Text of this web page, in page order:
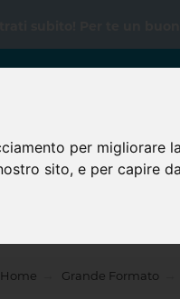
per
sito, e per capire
Home Grande Formato